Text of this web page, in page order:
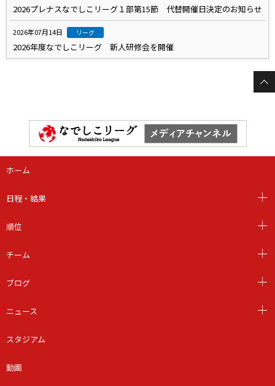
2026プレナスなでしこリーグ１部第15節 代替開催日決定のお知らせ
2026年07月14日 リーグ
2026年度なでしこリーグ 新人研修会を開催
ホーム
日程・結果
順位
チーム
ブログ
ニュース
スタジアム
動画